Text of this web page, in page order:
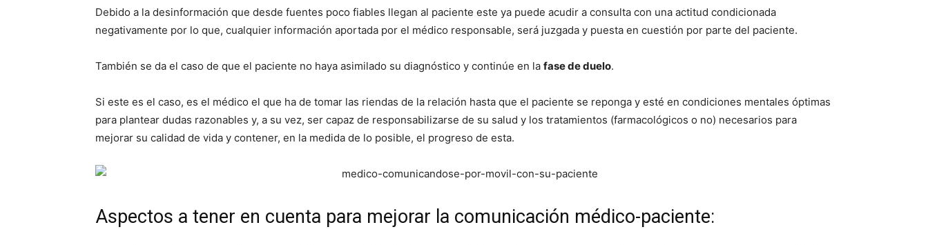
Debido a la desinformación que desde fuentes poco fiables llegan al paciente este ya puede acudir a consulta con una actitud condicionada
negativamente por lo que, cualquier información aportada por el médico responsable, será juzgada y puesta en cuestión por parte del paciente.
También se da el caso de que el paciente no haya asimilado su diagnóstico y continúe en la fase de duelo.
Si este es el caso, es el médico el que ha de tomar las riendas de la relación hasta que el paciente se reponga y esté en condiciones mentales óptimas
para plantear dudas razonables y, a su vez, ser capaz de responsabilizarse de su salud y los tratamientos (farmacológicos o no) necesarios para
mejorar su calidad de vida y contener, en la medida de lo posible, el progreso de esta.
Aspectos a tener en cuenta para mejorar la comunicación médico-paciente: